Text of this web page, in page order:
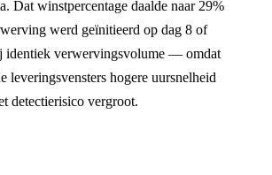
Dat winstpercentage daalde naar 29%
werd geïnitieerd op dag 8 of
verwervingsvolume — omdat
leveringsvensters hogere uursnelheid
detectierisico vergroot.